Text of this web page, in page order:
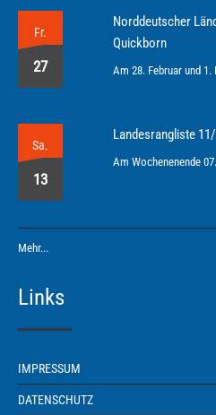
Fr.
27
Norddeutscher
Quickborn
Am 28. Februar und
Sa.
13
Landesrangliste 11/
Am Wochenenende
Mehr...
Links
IMPRESSUM
DATENSCHUTZ